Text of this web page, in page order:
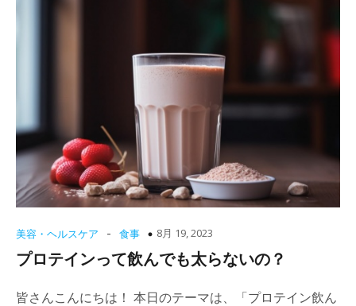
美容・ヘルスケア - 食事 8月 19, 2023
プロテインって飲んでも太らないの？
皆さんこんにちは！ 本日のテーマは、「プロテイン飲ん